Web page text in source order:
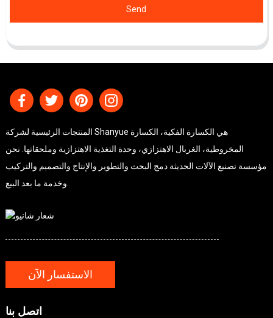
Send
المنتجات الرئيسية لشركة Shanyue هي الكسارة الفكية، الكسارة
المخروطية، الغربال الاهتزازي، وحدة التغذية الاهتزازية وملحقاتها. نحن
مؤسسة تصنيع الآلات الحديثة دمج البحث والتطوير والإنتاج والتصميم والتركيب
الاستفسار الآن
اتصل بنا